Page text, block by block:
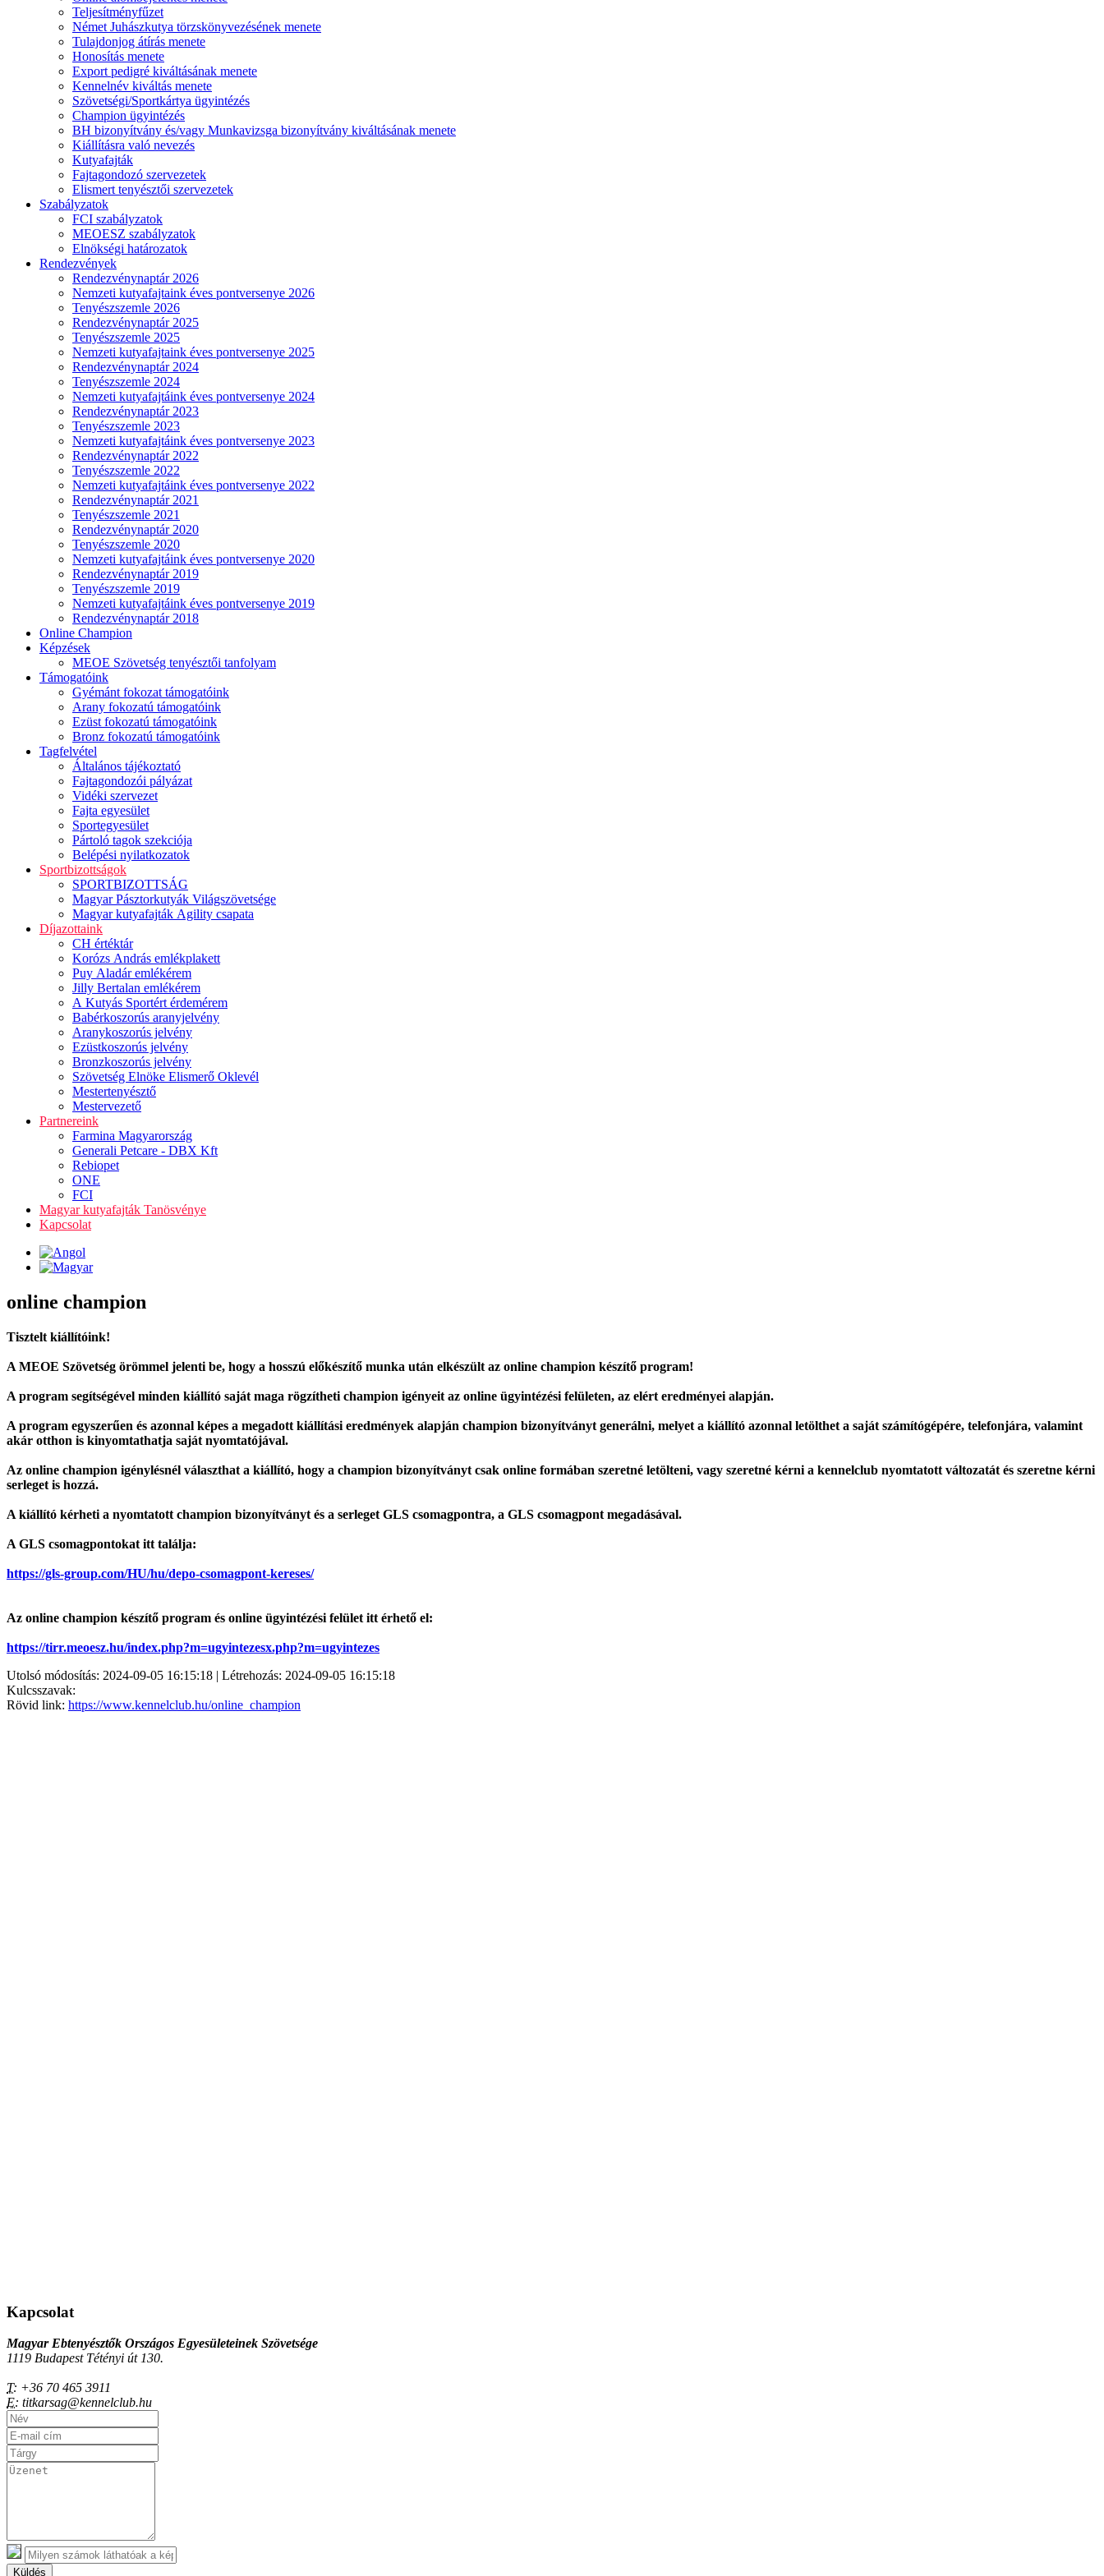
Teljesítményfűzet
Német Juhászkutya törzskönyvezésének menete
Tulajdonjog átírás menete
Honosítás menete
Export pedigré kiváltásának menete
Kennelnév kiváltás menete
Szövetségi/Sportkártya ügyintézés
Champion ügyintézés
BH bizonyítvány és/vagy Munkavizsga bizonyítvány kiváltásának menete
Kiállításra való nevezés
Kutyafajták
Fajtagondozó szervezetek
Elismert tenyésztői szervezetek
Szabályzatok
FCI szabályzatok
MEOESZ szabályzatok
Elnökségi határozatok
Rendezvények
Rendezvénynaptár 2026
Nemzeti kutyafajtaink éves pontversenye 2026
Tenyészszemle 2026
Rendezvénynaptár 2025
Tenyészszemle 2025
Nemzeti kutyafajtaink éves pontversenye 2025
Rendezvénynaptár 2024
Tenyészszemle 2024
Nemzeti kutyafajtáink éves pontversenye 2024
Rendezvénynaptár 2023
Tenyészszemle 2023
Nemzeti kutyafajtáink éves pontversenye 2023
Rendezvénynaptár 2022
Tenyészszemle 2022
Nemzeti kutyafajtáink éves pontversenye 2022
Rendezvénynaptár 2021
Tenyészszemle 2021
Rendezvénynaptár 2020
Tenyészszemle 2020
Nemzeti kutyafajtáink éves pontversenye 2020
Rendezvénynaptár 2019
Tenyészszemle 2019
Nemzeti kutyafajtáink éves pontversenye 2019
Rendezvénynaptár 2018
Online Champion
Képzések
MEOE Szövetség tenyésztői tanfolyam
Támogatóink
Gyémánt fokozat támogatóink
Arany fokozatú támogatóink
Ezüst fokozatú támogatóink
Bronz fokozatú támogatóink
Tagfelvétel
Általános tájékoztató
Fajtagondozói pályázat
Vidéki szervezet
Fajta egyesület
Sportegyesület
Pártoló tagok szekciója
Belépési nyilatkozatok
Sportbizottságok
SPORTBIZOTTSÁG
Magyar Pásztorkutyák Világszövetsége
Magyar kutyafajták Agility csapata
Díjazottaink
CH értéktár
Korózs András emlékplakett
Puy Aladár emlékérem
Jilly Bertalan emlékérem
A Kutyás Sportért érdemérem
Babérkoszorús aranyjelvény
Aranykoszorús jelvény
Ezüstkoszorús jelvény
Bronzkoszorús jelvény
Szövetség Elnöke Elismerő Oklevél
Mestertenyésztő
Mestervezető
Partnereink
Farmina Magyarország
Generali Petcare - DBX Kft
Rebiopet
ONE
FCI
Magyar kutyafajták Tanösvénye
Kapcsolat
online champion
Tisztelt kiállítóink!
A MEOE Szövetség örömmel jelenti be, hogy a hosszú előkészítő munka után elkészült az online champion készítő program!
A program segítségével minden kiállító saját maga rögzítheti champion igényeit az online ügyintézési felületen, az elért eredményei alapján.
A program egyszerűen és azonnal képes a megadott kiállítási eredmények alapján champion bizonyítványt generálni, melyet a kiállító azonnal letölthet a saját számítógépére, telefonjára, valamint
akár otthon is kinyomtathatja saját nyomtatójával.
Az online champion igénylésnél választhat a kiállító, hogy a champion bizonyítványt csak online formában szeretné letölteni, vagy szeretné kérni a kennelclub nyomtatott változatát és szeretne kérni
serleget is hozzá.
A kiállító kérheti a nyomtatott champion bizonyítványt és a serleget GLS csomagpontra, a GLS csomagpont megadásával.
A GLS csomagpontokat itt találja:
https://gls-group.com/HU/hu/depo-csomagpont-kereses/
Az online champion készítő program és online ügyintézési felület itt érhető el:
https://tirr.meoesz.hu/index.php?m=ugyintezesx.php?m=ugyintezes
Utolsó módosítás: 2024-09-05 16:15:18 | Létrehozás: 2024-09-05 16:15:18
Kulcsszavak:
Rövid link: https://www.kennelclub.hu/online_champion
Kapcsolat
Magyar Ebtenyésztők Országos Egyesületeinek Szövetsége
1119 Budapest Tétényi út 130.
T: +36 70 465 3911
E: titkarsag@kennelclub.hu
Küldés